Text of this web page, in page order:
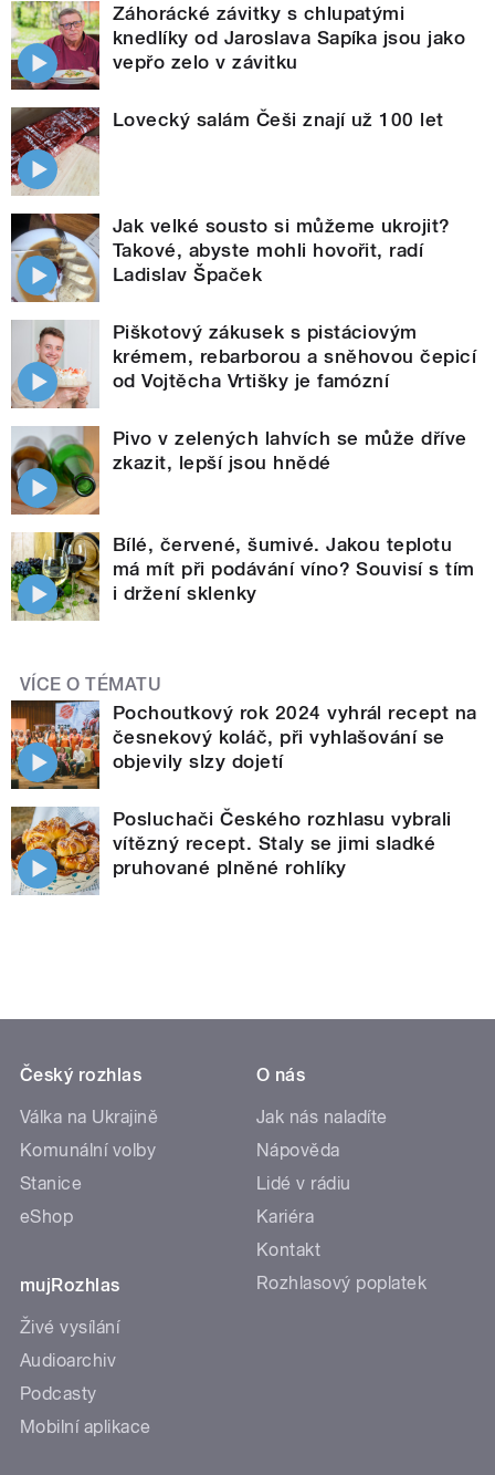
Záhorácké závitky s chlupatými
knedlíky od Jaroslava Sapíka jsou jako
vepřo zelo v závitku
Lovecký salám Češi znají už 100 let
Jak velké sousto si můžeme ukrojit?
Takové, abyste mohli hovořit, radí
Ladislav Špaček
Piškotový zákusek s pistáciovým
krémem, rebarborou a sněhovou čepicí
od Vojtěcha Vrtišky je famózní
Pivo v zelených lahvích se může dříve
zkazit, lepší jsou hnědé
Bílé, červené, šumivé. Jakou teplotu
má mít při podávání víno? Souvisí s tím
i držení sklenky
VÍCE O TÉMATU
Pochoutkový rok 2024 vyhrál recept na
česnekový koláč, při vyhlašování se
objevily slzy dojetí
Posluchači Českého rozhlasu vybrali
vítězný recept. Staly se jimi sladké
pruhované plněné rohlíky
Český rozhlas
Válka na Ukrajině
Komunální volby
Stanice
eShop
mujRozhlas
Živé vysílání
Audioarchiv
Podcasty
Mobilní aplikace
O nás
Jak nás naladíte
Nápověda
Lidé v rádiu
Kariéra
Kontakt
Rozhlasový poplatek